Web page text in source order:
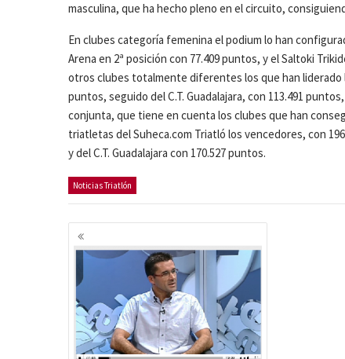
masculina, que ha hecho pleno en el circuito,
En clubes categoría femenina el podium lo han
Arena en 2ª posición con 77.409 puntos, y el Saltoki
otros clubes totalmente diferentes los que han liderado
puntos, seguido del C.T. Guadalajara, con 113.491
conjunta, que tiene en cuenta los clubes que han
triatletas del Suheca.com Triatló los vencedores, con
y del C.T. Guadalajara con 170.527 puntos.
Noticias Triatlón
Navegación
de